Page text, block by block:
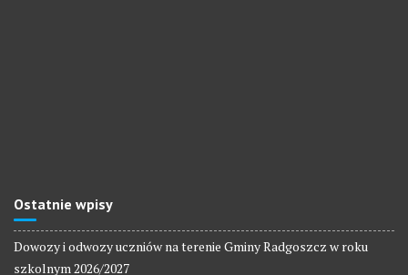
Ostatnie wpisy
Dowozy i odwozy uczniów na terenie Gminy Radgoszcz w roku
szkolnym 2026/2027